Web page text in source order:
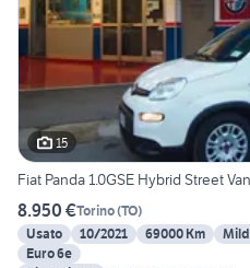
15
Fiat Panda 1.0GSE Hybrid Street
8.950 €Torino(TO)
Usato
10/2021 69000 Km
Euro 6e